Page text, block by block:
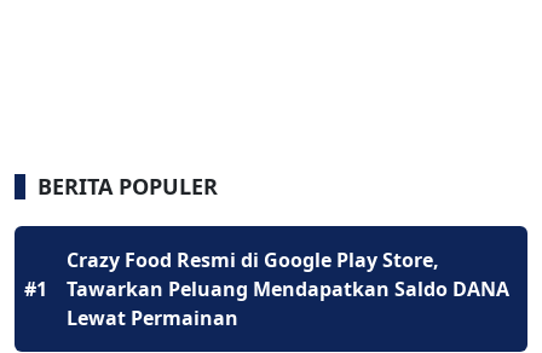
BERITA POPULER
#1
Crazy Food Resmi di Google Play Store,
Tawarkan Peluang Mendapatkan Saldo DANA
Lewat Permainan